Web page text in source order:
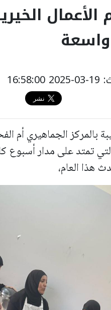
الجماهيري أم
الخيرية لعام 2025، والتي تمتد
هذا العام،